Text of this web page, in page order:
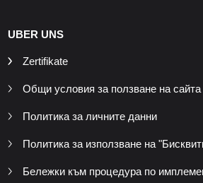
UBER UNS
Zertifikate
Общи условия за ползване на сайта
Политика за личните данни
Политика за използване на
Бележки към процедура по